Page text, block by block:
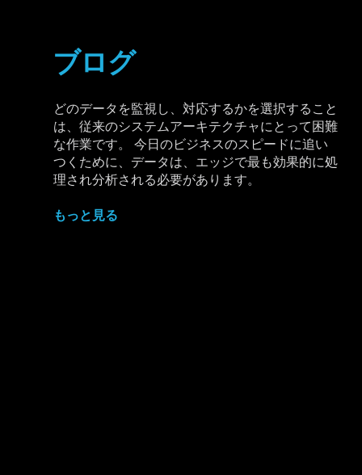
ブログ
どのデータを監視し、対応するかを選択すること
は、従来のシステムアーキテクチャにとって困難
な作業です。 今日のビジネスのスピードに追い
つくために、データは、エッジで最も効果的に処
理され分析される必要があります。
もっと見る